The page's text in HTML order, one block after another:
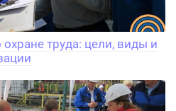
труда: цели, виды и